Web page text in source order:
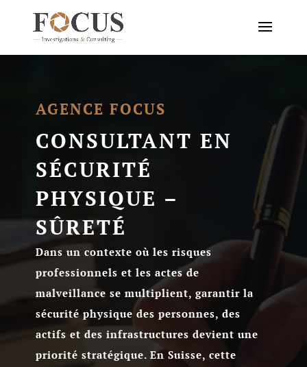
AGENCE FOCUS
CONSULTANT EN
SÉCURITÉ
PHYSIQUE –
SÛRETÉ
Dans un contexte où les risques
professionnels et les actes de
malveillance se multiplient, garantir la
sécurité physique des personnes, des
actifs et des infrastructures devient une
priorité stratégique. En Suisse, cette